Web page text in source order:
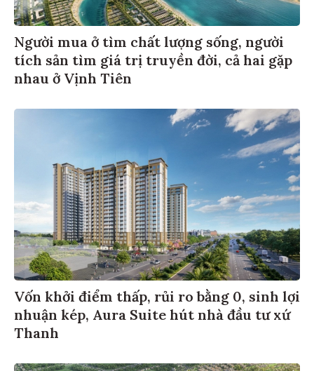
Người mua ở tìm chất lượng sống, người
tích sản tìm giá trị truyền đời, cả hai gặp
nhau ở Vịnh Tiên
Vốn khởi điểm thấp, rủi ro bằng 0, sinh lợi
nhuận kép, Aura Suite hút nhà đầu tư xứ
Thanh